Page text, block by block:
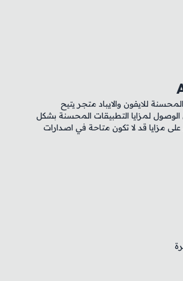
للايفون والايباد متجر يتيح
لمزايا التطبيقات المحسنة بشكل
مزايا قد لا تكون متاحة في اصدارات